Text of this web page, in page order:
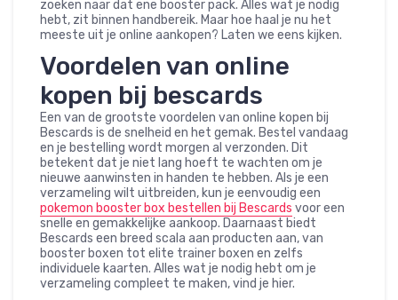
zoeken naar dat ene booster pack. Alles wat je nodig
hebt, zit binnen handbereik. Maar hoe haal je nu het
meeste uit je online aankopen? Laten we eens kijken.
Voordelen van online
kopen bij bescards
Een van de grootste voordelen van online kopen bij
Bescards is de snelheid en het gemak. Bestel vandaag
en je bestelling wordt morgen al verzonden. Dit
betekent dat je niet lang hoeft te wachten om je
nieuwe aanwinsten in handen te hebben. Als je een
verzameling wilt uitbreiden, kun je eenvoudig een
pokemon booster box bestellen bij Bescards voor een
snelle en gemakkelijke aankoop. Daarnaast biedt
Bescards een breed scala aan producten aan, van
booster boxen tot elite trainer boxen en zelfs
individuele kaarten. Alles wat je nodig hebt om je
verzameling compleet te maken, vind je hier.